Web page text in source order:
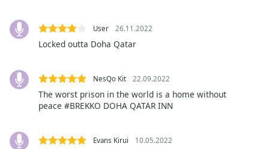
in-
Picture
Fullscreen
Beginning
User 26.11.2022
Locked outta Doha Qatar
NesQo Kit 22.09.2022
The worst prison in the world is a home without
peace #BREKKO DOHA QATAR INN
Evans Kirui 10.05.2022